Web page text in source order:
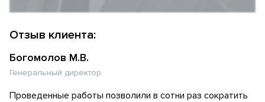
Отзыв клиента:
Богомолов М.В.
Генеральный директор
Проведенные работы позволили в сотни раз сократить